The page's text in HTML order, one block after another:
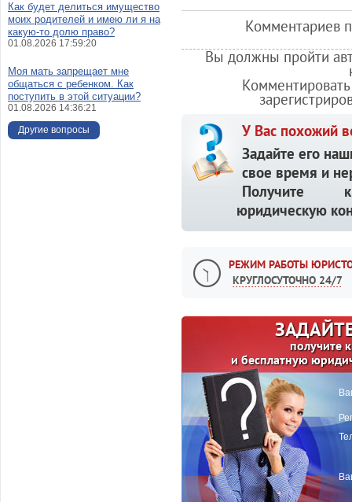
Комментариев
Вы должны пройти
У Вас похожий
Задайте его
свое время и
Получите
юридическую
РЕЖИМ РАБОТЫ
КРУГЛОСУТОЧНО 24/7
получите
и бесплатную
Как будет делиться имущество
моих родителей и имею ли я на
какую-то долю право?
01.08.2026 17:59:20
Моя мать запрещает мне
общаться с ребенком. Как
поступить в этой ситуации?
01.08.2026 14:36:21
Другие вопросы